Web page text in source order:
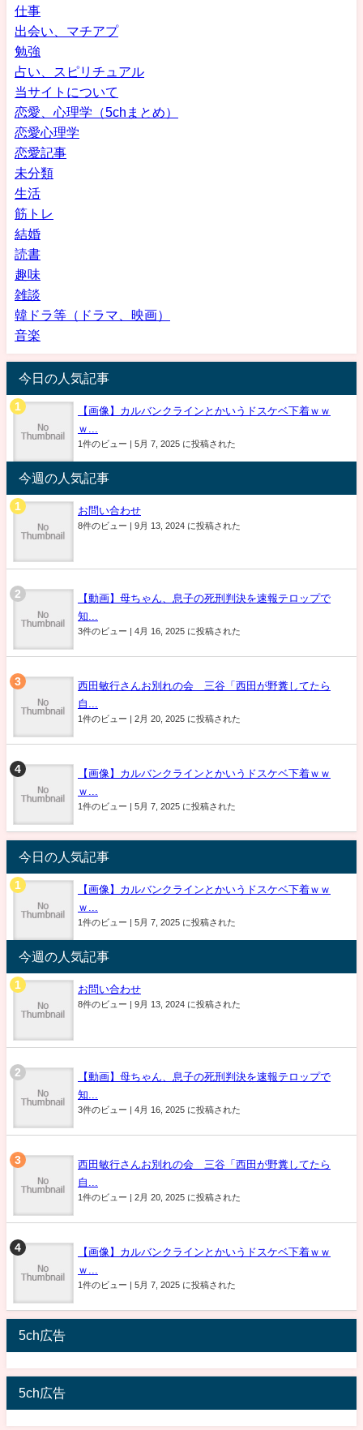
仕事
出会い、マチアプ
勉強
占い、スピリチュアル
当サイトについて
恋愛、心理学（5chまとめ）
恋愛心理学
恋愛記事
未分類
生活
筋トレ
結婚
読書
趣味
雑談
韓ドラ等（ドラマ、映画）
音楽
今日の人気記事
【画像】カルバンクラインとかいうドスケベ下着ｗｗ
ｗ...
1件のビュー | 5月 7, 2025 に投稿された
今週の人気記事
お問い合わせ
8件のビュー | 9月 13, 2024 に投稿された
【動画】母ちゃん、息子の死刑判決を速報テロップで
知...
3件のビュー | 4月 16, 2025 に投稿された
西田敏行さんお別れの会 三谷「西田が野糞してたら
自...
1件のビュー | 2月 20, 2025 に投稿された
【画像】カルバンクラインとかいうドスケベ下着ｗｗ
ｗ...
1件のビュー | 5月 7, 2025 に投稿された
今日の人気記事
【画像】カルバンクラインとかいうドスケベ下着ｗｗ
ｗ...
1件のビュー | 5月 7, 2025 に投稿された
今週の人気記事
お問い合わせ
8件のビュー | 9月 13, 2024 に投稿された
【動画】母ちゃん、息子の死刑判決を速報テロップで
知...
3件のビュー | 4月 16, 2025 に投稿された
西田敏行さんお別れの会 三谷「西田が野糞してたら
自...
1件のビュー | 2月 20, 2025 に投稿された
【画像】カルバンクラインとかいうドスケベ下着ｗｗ
ｗ...
1件のビュー | 5月 7, 2025 に投稿された
5ch広告
5ch広告